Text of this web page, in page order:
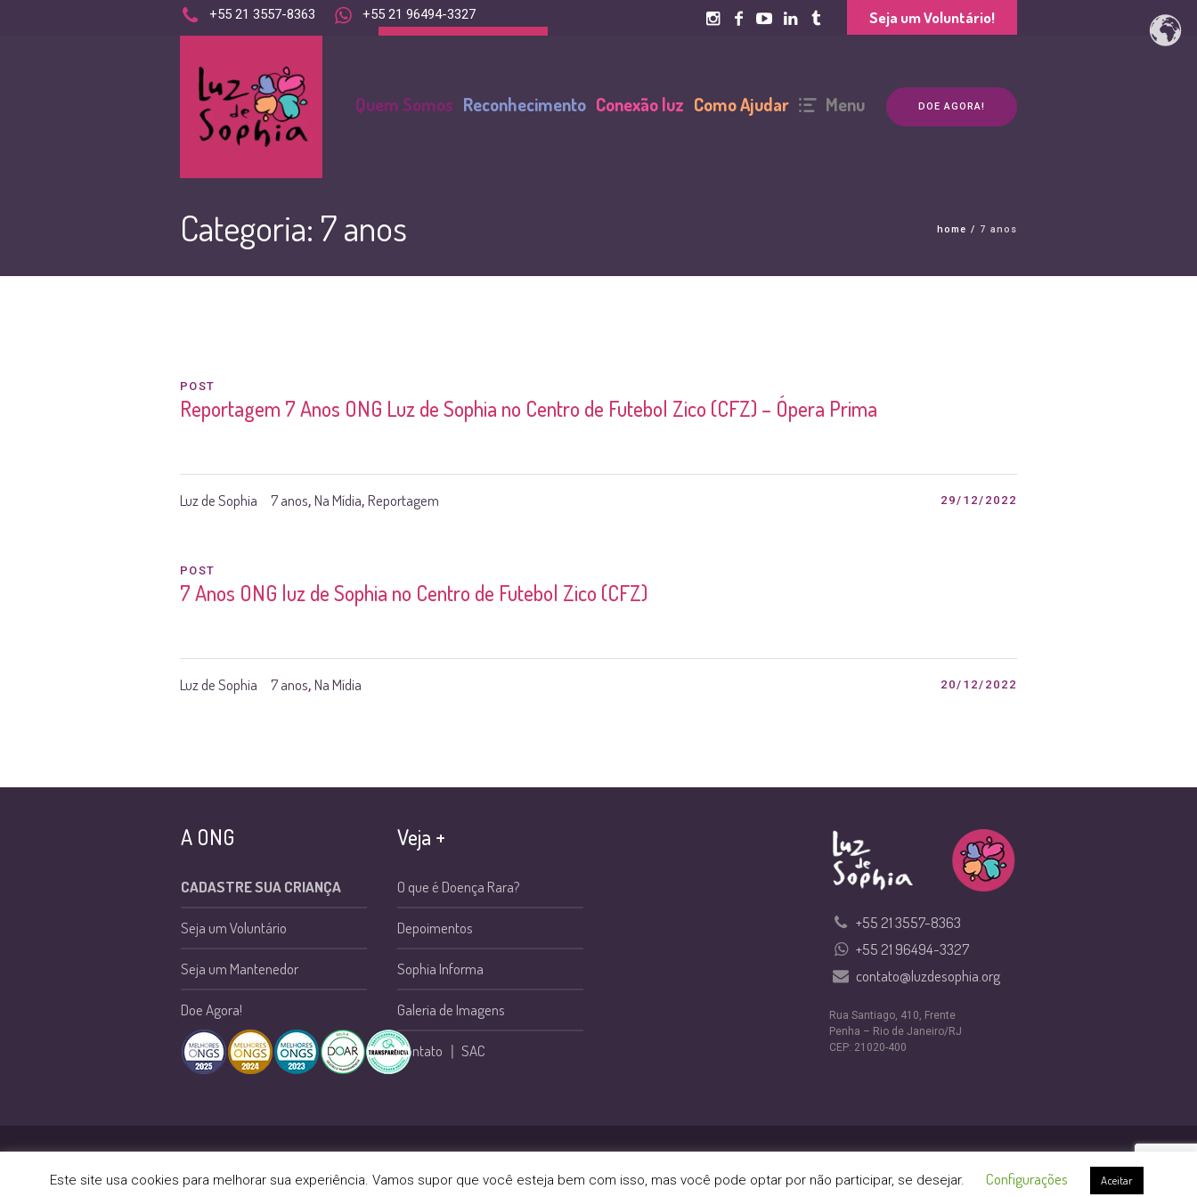
Seja um Voluntário!
+55 21 3557-8363
+55 21 96494-3327
DOE AGORA!
Quem Somos Reconhecimento Conexão luz Como Ajudar Menu
Categoria: 7 anos home / 7 anos
POST
Reportagem 7 Anos ONG Luz de Sophia no Centro de Futebol Zico (CFZ) – Ópera Prima
Luz de Sophia 7 anos, Na Mídia, Reportagem 29/12/2022
POST
7 Anos ONG luz de Sophia no Centro de Futebol Zico (CFZ)
Luz de Sophia 7 anos, Na Mídia 20/12/2022
A ONG
CADASTRE SUA CRIANÇA
Seja um Voluntário
Seja um Mantenedor
Doe Agora!
Veja +
O que é Doença Rara?
Depoimentos
Sophia Informa
Galeria de Imagens
Contato | SAC
+55 21 3557-8363
+55 21 96494-3327
contato@luzdesophia.org
Rua Santiago, 410, Frente
Penha – Rio de Janeiro/RJ
CEP: 21020-400
Este site usa cookies para melhorar sua experiência. Vamos supor que você esteja bem com isso, mas você pode optar por não participar, se desejar. Configurações Aceitar